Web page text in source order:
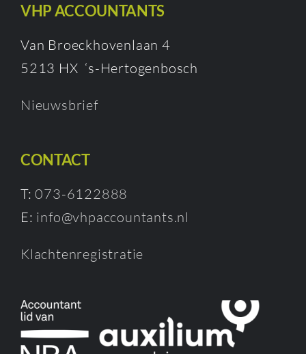
VHP ACCOUNTANTS
Van Broeckhovenlaan 4
5213 HX ‘s-Hertogenbosch
Nieuwsbrief
CONTACT
T:073-6122888
E: info@vhpaccountants.nl
Klachtenregistratie